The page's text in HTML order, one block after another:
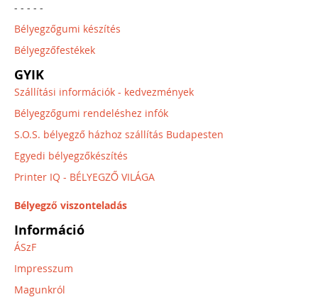
- - - - -
Bélyegzőgumi készítés
Bélyegzőfestékek
GYIK
Szállítási információk - kedvezmények
Bélyegzőgumi rendeléshez infók
S.O.S. bélyegző házhoz szállítás Budapesten
Egyedi bélyegzőkészítés
Printer IQ - BÉLYEGZŐ VILÁGA
Bélyegző viszonteladás
Információ
ÁSzF
Impresszum
Magunkról